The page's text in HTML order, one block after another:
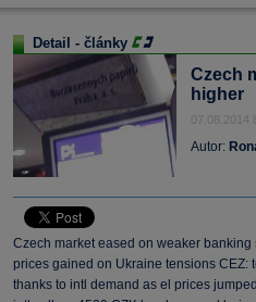
Detail - články
Czech
higher
07.08.2014
Autor:
Czech market eased on weaker
prices gained on Ukraine tensions CEZ:
thanks to intl demand as el prices